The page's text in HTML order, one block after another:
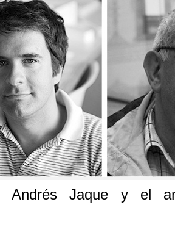
Andrés Jaque y el